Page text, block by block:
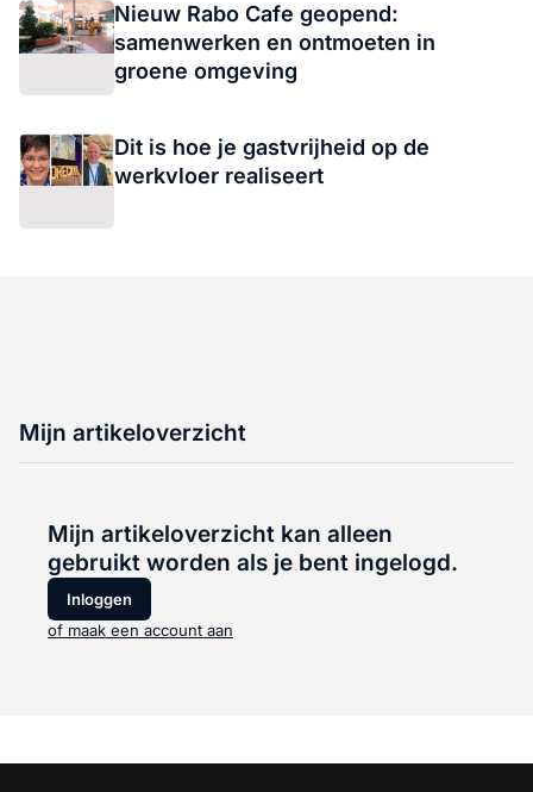
Nieuw Rabo Cafe geopend:
samenwerken en ontmoeten in
groene omgeving
Dit is hoe je gastvrijheid op de
werkvloer realiseert
Mijn artikeloverzicht
Mijn artikeloverzicht kan alleen
gebruikt worden als je bent ingelogd.
Inloggen
of maak een account aan